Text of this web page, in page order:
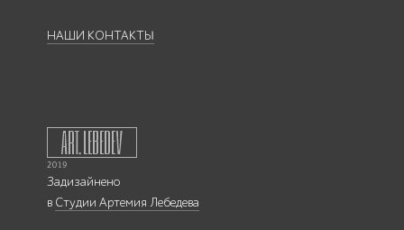
НАШИ КОНТАКТЫ
Задизайнено
в Студии Артемия Лебедева